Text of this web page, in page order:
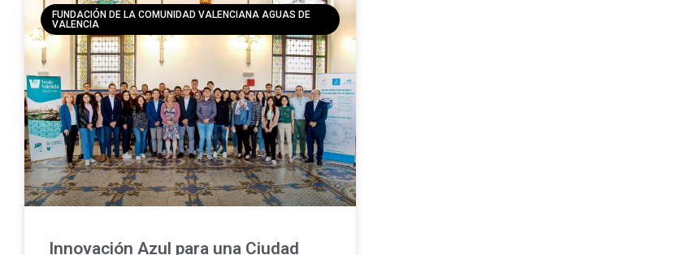
FUNDACIÓN DE LA COMUNIDAD VALENCIANA AGUAS DE
VALENCIA​
Innovación Azul para una Ciudad